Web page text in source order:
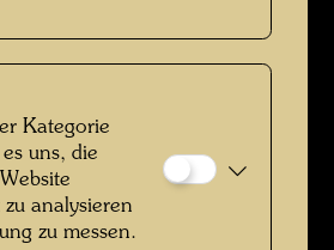
1998.
in Japan, 1998/99.
Art Museum, 1999.
Kategorie
uns, die
analysieren
zu messen.